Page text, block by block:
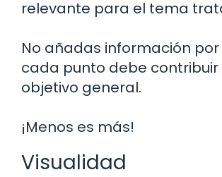
relevante para el tema
No añadas información
cada punto debe contribuir
objetivo general.
¡Menos es más!
Visualidad